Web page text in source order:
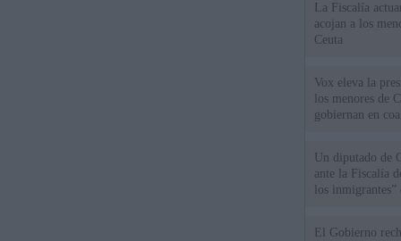
La Fiscalía
acojan a los
Ceuta
Vox eleva la
los menores de
gobiernan en
Un diputado de
ante la Fiscalía
los inmigrantes”
El Gobierno